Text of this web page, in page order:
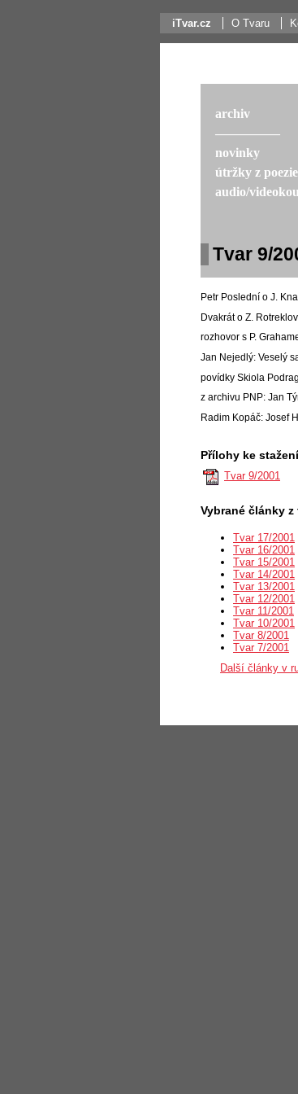
iTvar.cz O Tvaru
Tvar 9/
Petr Poslední o J.
Dvakrát o Z.
rozhovor s P.
Jan Nejedlý: Veselý
povídky Skiola
z archivu PNP: Jan
Radim Kopáč: Josef
Přílohy ke
Tvar 9/2001
Vybrané články
Tvar 17/2001
Tvar 16/2001
Tvar 15/2001
Tvar 14/2001
Tvar 13/2001
Tvar 12/2001
Tvar 11/2001
Tvar 10/2001
Tvar 8/2001
Tvar 7/2001
Další články v
archiv
––––––––––
novinky
útržky z poezie
audio/